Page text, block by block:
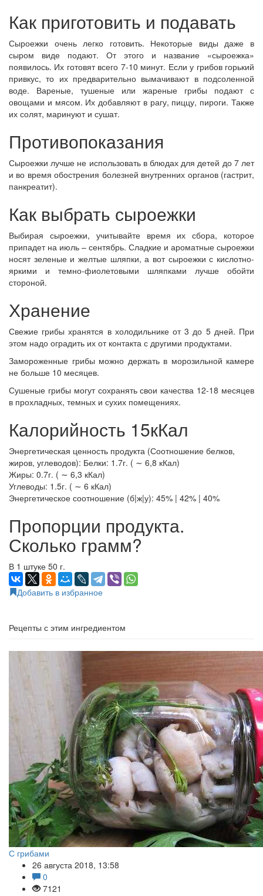
Как приготовить и подавать
Сыроежки очень легко готовить. Некоторые виды даже в
сыром виде подают. От этого и название «сыроежка»
появилось. Их готовят всего 7-10 минут. Если у грибов горький
привкус, то их предварительно вымачивают в подсоленной
воде. Вареные, тушеные или жареные грибы подают с
овощами и мясом. Их добавляют в рагу, пиццу, пироги. Также
их солят, маринуют и сушат.
Противопоказания
Сыроежки лучше не использовать в блюдах для детей до 7 лет
и во время обострения болезней внутренних органов (гастрит,
панкреатит).
Как выбрать сыроежки
Выбирая сыроежки, учитывайте время их сбора, которое
припадет на июль – сентябрь. Сладкие и ароматные сыроежки
носят зеленые и желтые шляпки, а вот сыроежки с кислотно-
яркими и темно-фиолетовыми шляпками лучше обойти
стороной.
Хранение
Свежие грибы хранятся в холодильнике от 3 до 5 дней. При
этом надо оградить их от контакта с другими продуктами.
Замороженные грибы можно держать в морозильной камере
не больше 10 месяцев.
Сушеные грибы могут сохранять свои качества 12-18 месяцев
в прохладных, темных и сухих помещениях.
Калорийность 15кКал
Энергетическая ценность продукта (Соотношение белков,
жиров, углеводов): Белки: 1.7г. ( ∼ 6,8 кКал)
Жиры: 0.7г. ( ∼ 6,3 кКал)
Углеводы: 1.5г. ( ∼ 6 кКал)
Энергетическое соотношение (б|ж|у): 45% | 42% | 40%
Пропорции продукта.
Сколько грамм?
В 1 штуке 50 г.
Добавить в избранное
Рецепты с этим ингредиентом
С грибами
26 августа 2018, 13:58
0
7121